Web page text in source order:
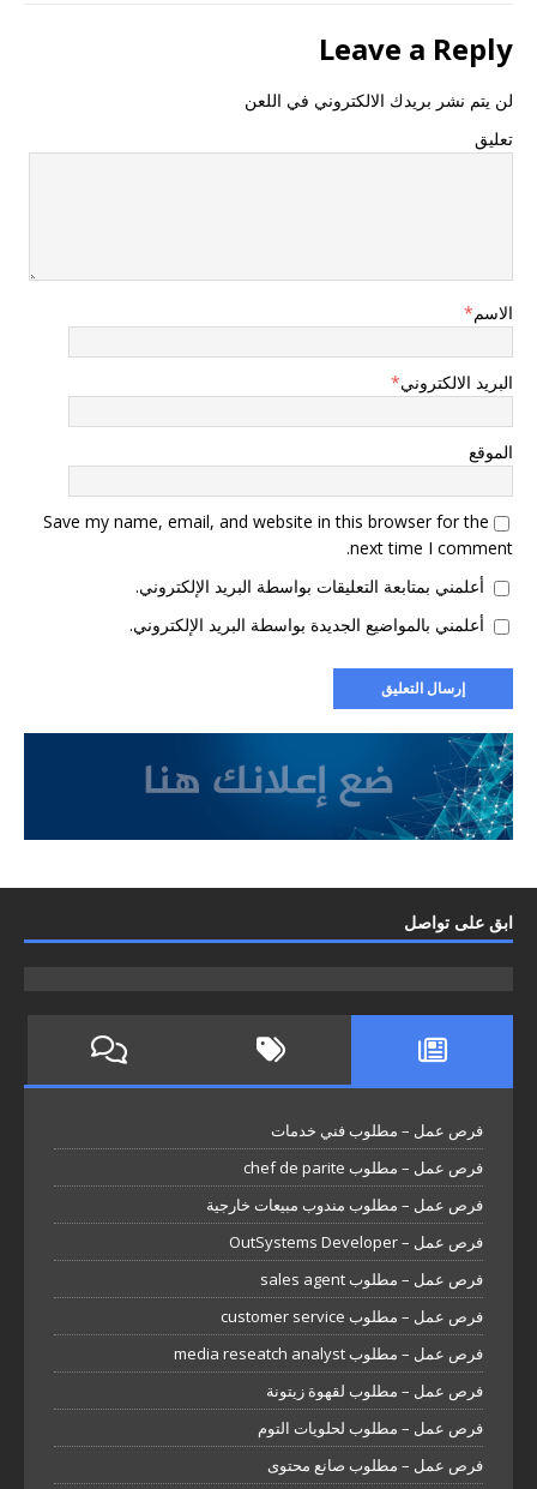
Leave a Reply
لن يتم نشر بريدك الالكتروني في اللعن
تعليق
الاسم*
البريد الالكتروني*
الموقع
Save my name, email, and website in this browser for the
next time I comment.
أعلمني بمتابعة التعليقات بواسطة البريد الإلكتروني.
أعلمني بالمواضيع الجديدة بواسطة البريد الإلكتروني.
ابق على تواصل
فرص عمل – مطلوب فني خدمات
فرص عمل – مطلوب chef de parite
فرص عمل – مطلوب مندوب مبيعات خارجية
فرص عمل – OutSystems Developer
فرص عمل – مطلوب sales agent
فرص عمل – مطلوب customer service
فرص عمل – مطلوب media reseatch analyst
فرص عمل – مطلوب لقهوة زيتونة
فرص عمل – مطلوب لحلويات التوم
فرص عمل – مطلوب صانع محتوى